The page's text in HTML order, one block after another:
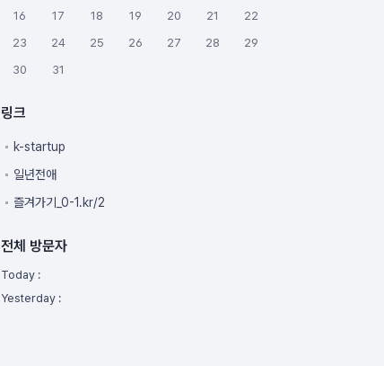
16
17 18 19 20 21
22
23
24 25 26 27 28
29
30
31
링크
k-startup
일년전애
즐겨가기_0-1.kr/2
전체 방문자
Today :
Yesterday :